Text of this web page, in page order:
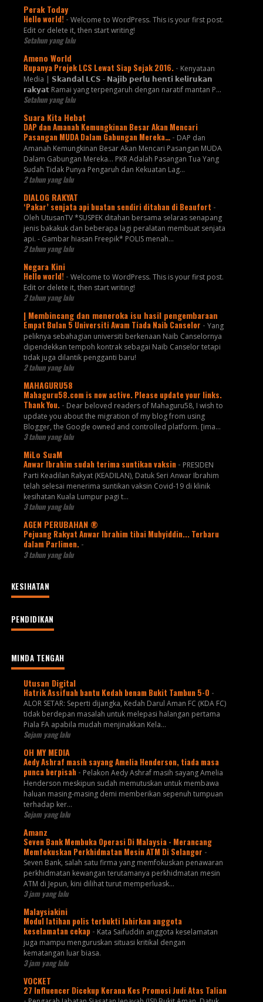
Perak Today
Hello world! - Welcome to WordPress. This is your first post.
Edit or delete it, then start writing!
Setahun yang lalu
Ameno World
Rupanya Projek LCS Lewat Siap Sejak 2016. - Kenyataan
Media | 𝗦𝗸𝗮𝗻𝗱𝗮𝗹 𝗟𝗖𝗦 - 𝗡𝗮𝗷𝗶𝗯 𝗽𝗲𝗿𝗹𝘂 𝗵𝗲𝗻𝘁𝗶 𝗸𝗲𝗹𝗶𝗿𝘂𝗸𝗮𝗻
𝗿𝗮𝗸𝘆𝗮𝘁 Ramai yang terpengaruh dengan naratif mantan P...
Setahun yang lalu
Suara Kita Hebat
DAP dan Amanah Kemungkinan Besar Akan Mencari
Pasangan MUDA Dalam Gabungan Mereka… - DAP dan
Amanah Kemungkinan Besar Akan Mencari Pasangan MUDA
Dalam Gabungan Mereka… PKR Adalah Pasangan Tua Yang
Sudah Tidak Punya Pengaruh dan Kekuatan Lag...
2 tahun yang lalu
DIALOG RAKYAT
‘Pakar’ senjata api buatan sendiri ditahan di Beaufort -
Oleh UtusanTV *SUSPEK ditahan bersama selaras senapang
jenis bakakuk dan beberapa lagi peralatan membuat senjata
api. - Gambar hiasan Freepik* POLIS menah...
2 tahun yang lalu
Negara Kini
Hello world! - Welcome to WordPress. This is your first post.
Edit or delete it, then start writing!
2 tahun yang lalu
| Membincang dan meneroka isu hasil pengembaraan
Empat Bulan 5 Universiti Awam Tiada Naib Canselor - Yang
peliknya sebahagian universiti berkenaan Naib Canselornya
dipendekkan tempoh kontrak sebagai Naib Canselor tetapi
tidak juga dilantik pengganti baru!
2 tahun yang lalu
MAHAGURU58
Mahaguru58.com is now active. Please update your links.
Thank You. - Dear beloved readers of Mahaguru58, I wish to
update you about the migration of my blog from using
Blogger, the Google owned and controlled platform. [ima...
3 tahun yang lalu
MiLo SuaM
Anwar Ibrahim sudah terima suntikan vaksin - PRESIDEN
Parti Keadilan Rakyat (KEADILAN), Datuk Seri Anwar Ibrahim
telah selesai menerima suntikan vaksin Covid-19 di klinik
kesihatan Kuala Lumpur pagi t...
3 tahun yang lalu
AGEN PERUBAHAN ®
Pejuang Rakyat Anwar Ibrahim tibai Muhyiddin... Terbaru
dalam Parlimen. -
3 tahun yang lalu
KESIHATAN
PENDIDIKAN
MINDA TENGAH
Utusan Digital
Hatrik Assifuah bantu Kedah benam Bukit Tambun 5-0 -
ALOR SETAR: Seperti dijangka, Kedah Darul Aman FC (KDA FC)
tidak berdepan masalah untuk melepasi halangan pertama
Piala FA apabila mudah menjinakkan Kela...
Sejam yang lalu
OH MY MEDIA
Aedy Ashraf masih sayang Amelia Henderson, tiada masa
punca berpisah - Pelakon Aedy Ashraf masih sayang Amelia
Henderson meskipun sudah memutuskan untuk membawa
haluan masing-masing demi memberikan sepenuh tumpuan
terhadap ker...
Sejam yang lalu
Amanz
Seven Bank Membuka Operasi Di Malaysia - Merancang
Memfokuskan Perkhidmatan Mesin ATM Di Selangor -
Seven Bank, salah satu firma yang memfokuskan penawaran
perkhidmatan kewangan terutamanya perkhidmatan mesin
ATM di Jepun, kini dilihat turut memperluask...
3 jam yang lalu
Malaysiakini
Modul latihan polis terbukti lahirkan anggota
keselamatan cekap - Kata Saifuddin anggota keselamatan
juga mampu menguruskan situasi kritikal dengan
kematangan luar biasa.
3 jam yang lalu
VOCKET
27 Influencer Dicekup Kerana Kes Promosi Judi Atas Talian